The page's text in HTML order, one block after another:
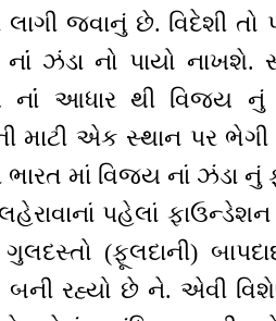
જવાનું છે. વિદેશી તો
ઝંડા નો પાયો નાખશે.
નાંં આધાર થી વિજય
માટી એક સ્થાન પર ભેગી
ભારત માં વિજય નાં
પહેલાં
(ફૂલદાની)
રહ્યો છે ને. એવી